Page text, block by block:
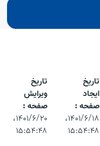
تاریخ
ایجاد
صفحه :
۱۴۰۱/۶/۱۸،‏
۱۵:۵۴:۴۸
تاریخ
ویرایش
صفحه :
۱۴۰۱/۶/۲۰،‏
۱۵:۵۴:۴۸